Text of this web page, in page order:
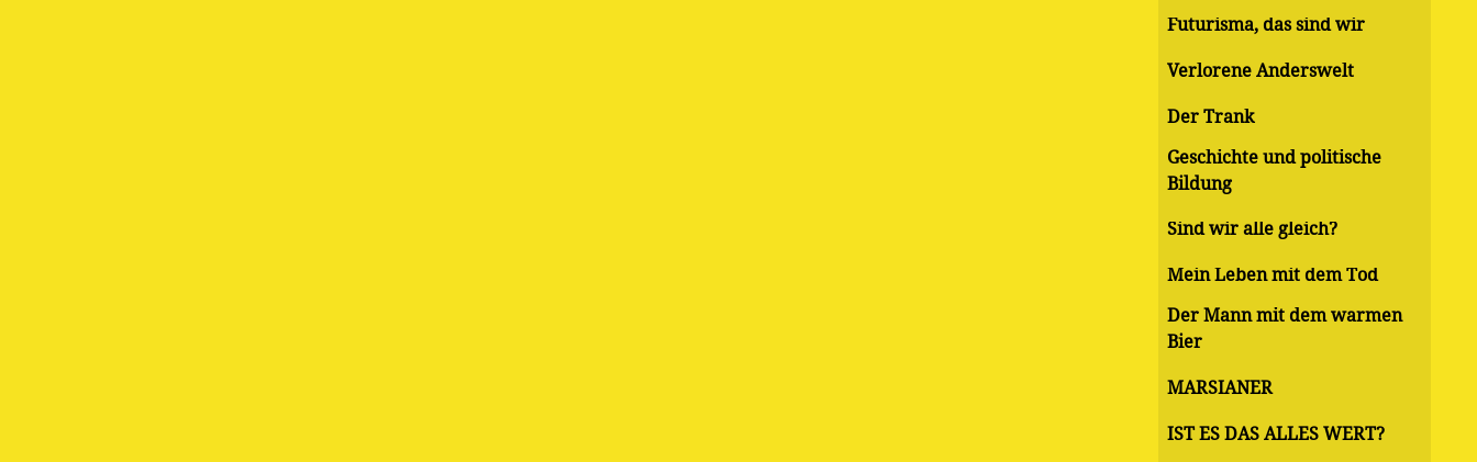
Futurisma, das sind wir
Verlorene Anderswelt
Der Trank
Geschichte und politische
Bildung
Sind wir alle gleich?
Mein Leben mit dem Tod
Der Mann mit dem warmen
Bier
MARSIANER
IST ES DAS ALLES WERT?